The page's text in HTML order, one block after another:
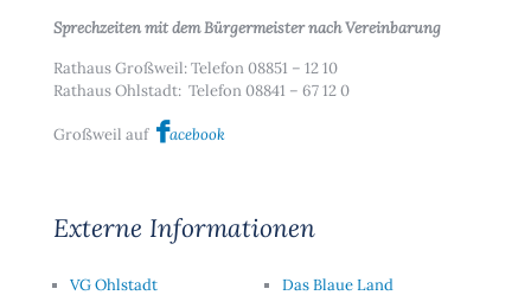
Sprechzeiten mit dem Bürgermeister nach Vereinbarung
Rathaus Großweil: Telefon 08851 – 12 10
Rathaus Ohlstadt: Telefon 08841 – 67 12 0
Großweil auf acebook
Externe Informationen
VG Ohlstadt
Das Blaue Land